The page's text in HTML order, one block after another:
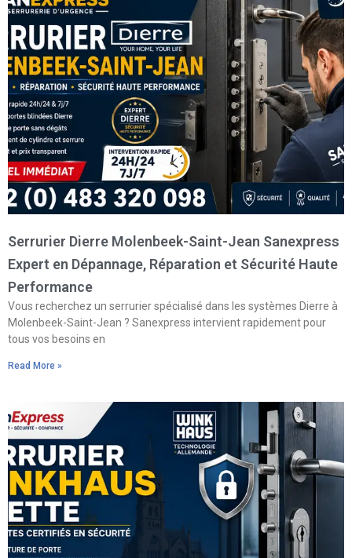
Serrurier Dierre Molenbeek-Saint-Jean Sanexpress
Expert en Dépannage, Réparation et Sécurité Haute
Performance
Vous recherchez un serrurier spécialisé dans les systèmes Dierre à
Molenbeek-Saint-Jean ? Sanexpress intervient rapidement pour
tous vos besoins en
Read More »